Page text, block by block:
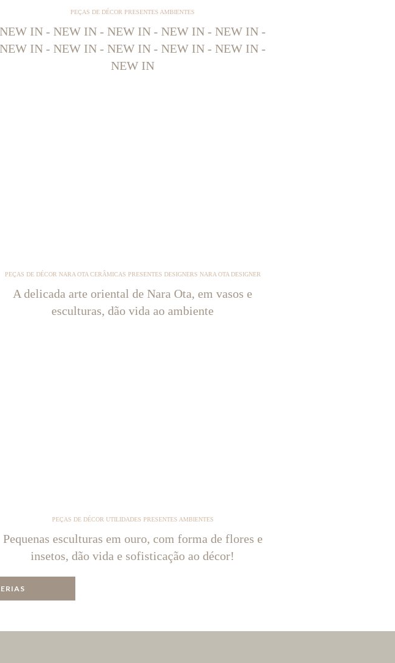
PEÇAS DE DÉCOR PRESENTES AMBIENTES
NEW IN - NEW IN - NEW IN - NEW IN - NEW IN -
NEW IN - NEW IN - NEW IN - NEW IN - NEW IN -
NEW IN
PEÇAS DE DÉCOR NARA OTA CERÂMICAS PRESENTES DESIGNERS NARA OTA DESIGNER
A delicada arte oriental de Nara Ota, em vasos e
esculturas, dão vida ao ambiente
PEÇAS DE DÉCOR UTILIDADES PRESENTES AMBIENTES
Pequenas esculturas em ouro, com forma de flores e
insetos, dão vida e sofisticação ao décor!